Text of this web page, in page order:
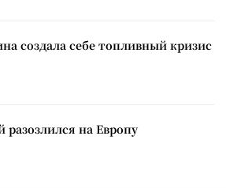
создала себе топливный кризис
разозлился на Европу